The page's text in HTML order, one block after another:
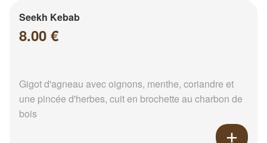
Seekh Kebab
8.00 €
Gigot d'agneau avec oignons, menthe, coriandre et
une pincée d'herbes, cuit en brochette au charbon de
bois